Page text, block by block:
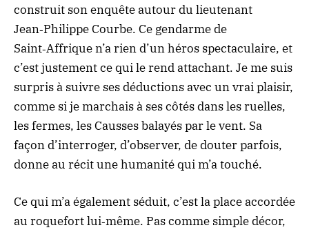
construit son enquête autour du lieutenant
Jean‑Philippe Courbe. Ce gendarme de
Saint‑Affrique n’a rien d’un héros spectaculaire, et
c’est justement ce qui le rend attachant. Je me suis
surpris à suivre ses déductions avec un vrai plaisir,
comme si je marchais à ses côtés dans les ruelles,
les fermes, les Causses balayés par le vent. Sa
façon d’interroger, d’observer, de douter parfois,
donne au récit une humanité qui m’a touché.
Ce qui m’a également séduit, c’est la place accordée
au roquefort lui‑même. Pas comme simple décor,